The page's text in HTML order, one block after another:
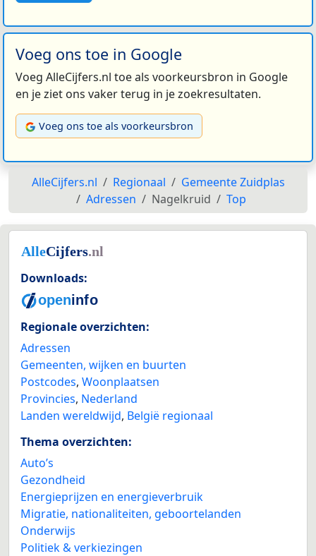
Voeg ons toe in Google
Voeg AlleCijfers.nl toe als voorkeursbron in Google
en je ziet ons vaker terug in je zoekresultaten.
Voeg ons toe als voorkeursbron
AlleCijfers.nl Regionaal
Gemeente Zuidplas
Adressen
Nagelkruid Top
Downloads:
Regionale overzichten:
Adressen
Gemeenten, wijken en buurten
Postcodes, Woonplaatsen
Provincies, Nederland
Landen wereldwijd, België regionaal
Thema overzichten:
Auto’s
Gezondheid
Energieprijzen en energieverbruik
Migratie, nationaliteiten, geboortelanden
Onderwijs
Politiek & verkiezingen